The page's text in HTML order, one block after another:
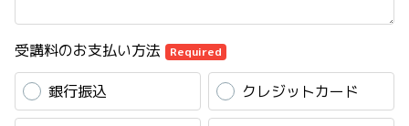
受講料のお支払い方法 Required
銀行振込 クレジットカード